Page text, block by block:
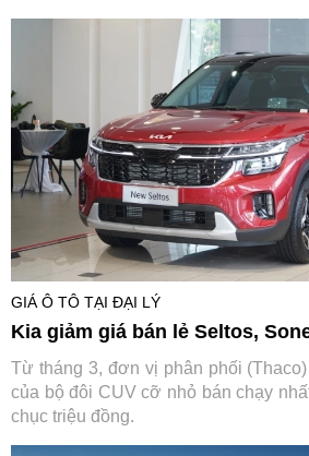
GIÁ Ô TÔ TẠI ĐẠI LÝ
Kia giảm giá bán lẻ Seltos,
Từ tháng 3, đơn vị phân phối
của bộ đôi CUV cỡ nhỏ bán chạy
chục triệu đồng.